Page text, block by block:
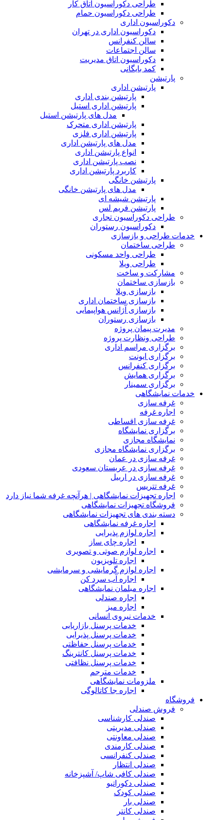
طراحی دکوراسیون اتاق کار
طراحی دکوراسیون حمام
دکوراسیون اداری
دکوراسیون اداری در تهران
سالن کنفرانس
سالن اجتماعات
دکوراسیون اتاق مدیریت
کمد بایگانی
پارتیشن
پارتیشن اداری
پارتیشن بندی اداری
پارتیشن اداری استیل
مدل های پارتیشن استیل
پارتیشن اداری متحرک
پارتیشن اداری فلزی
مدل های پارتیشن اداری
انواع پارتیشن اداری
نصب پارتیشن اداری
کاربرد پارتیشن اداری
پارتیشن خانگی
مدل های پارتیشن خانگی
پارتیشن شیشه ای
پارتیشن فریم لس
طراحی دکوراسیون تجاری
دکوراسیون رستوران
خدمات طراحی و بازسازی
طراحی ساختمان
طراحی واحد مسکونی
طراحی ویلا
مشارکت و ساخت
بازسازی ساختمان
بازسازی ویلا
بازسازی ساختمان اداری
بازسازی آژانس هواپیمایی
بازسازی رستوران
مدیرت پیمان پروژه
طراحی ونظارت پروژه
برگزاری مراسم اداری
برگزاری ایونت
برگزاری کنفرانس
برگزاری همایش
برگزاری سمینار
خدمات نمایشگاهی
غرفه سازی
اجاره غرفه
غرفه سازی اقساطی
برگزاری نمایشگاه
نمایشگاه مجازی
برگزاری نمایشگاه مجازی
غرفه سازی در عمان
غرفه سازی در عربستان سعودی
غرفه سازی در اربیل
غرفه تتریس
اجاره تجهیزات نمایشگاهی | هرآنچه غرفه شما نیاز دارد
فروشگاه تجهیزات نمایشگاهی
دسته بندی های تجهیزات نمایشگاهی
اجاره غرفه نمایشگاهی
اجاره لوازم پذیرایی
اجاره چای ساز
اجاره لوازم صوتی و تصویری
اجاره تلویزیون
اجاره لوازم گرمایشی و سرمایشی
اجاره آب سرد کن
اجاره مبلمان نمایشگاهی
اجاره صندلی
اجاره میز
خدمات نیروی انسانی
خدمات پرسنل بازاریابی
خدمات پرسنل پذیرایی
خدمات پرسنل حفاظتی
خدمات پرسنل کانترینگ
خدمات پرسنل نظافتی
خدمات مترجم
ملزومات نمایشگاهی
اجاره جا کاتالوگی
فروشگاه
فروش صندلی
صندلی کارشناسی
صندلی مدیریتی
صندلی معاونتی
صندلی کارمندی
صندلی کنفرانسی
صندلی انتظار
صندلی کافی شاپ/ آشپزخانه
صندلی دکوراتیو
صندلی کودک
صندلی بار
صندلی کانتر